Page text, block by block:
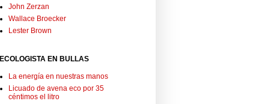
John Zerzan
Wallace Broecker
Lester Brown
ECOLOGISTA EN BULLAS
La energía en nuestras manos
Licuado de avena eco por 35
céntimos el litro